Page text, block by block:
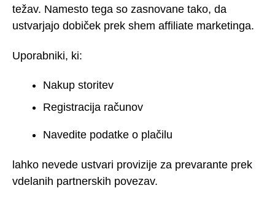
težav. Namesto tega so zasnovane tako, da
ustvarjajo dobiček prek shem affiliate marketinga.
Uporabniki, ki:
Nakup storitev
Registracija računov
Navedite podatke o plačilu
lahko nevede ustvari provizije za prevarante prek
vdelanih partnerskih povezav.